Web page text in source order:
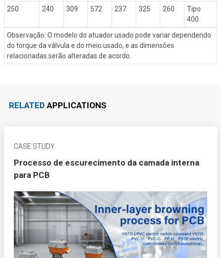
250
240 309 572 237 325 260
Tipo
400
Observação: O modelo do atuador usado pode variar dependendo
do torque da válvula e do meio usado, e as dimensões
relacionadas serão alteradas de acordo.
RELATED APPLICATIONS
CASE STUDY
Processo de escurecimento da camada interna
para PCB